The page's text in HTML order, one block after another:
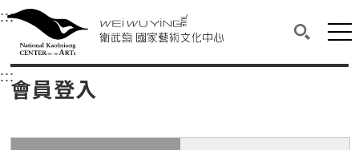
衛武營國家藝術文化中心
中央內容區塊，為本頁主要內容區。
:::選單連結區塊，此區塊列有本網站主要連結。
衛武營國家藝術文化中心
搜尋(開
網
::: 中央內容區塊，為本頁主要內容區。
會員登入